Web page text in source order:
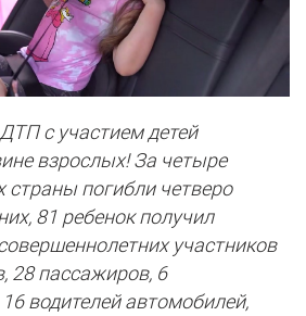
с участием детей
взрослых! За четыре
страны погибли четверо
81 ребенок получил
участников
28 пассажиров, 6
водителей автомобилей,